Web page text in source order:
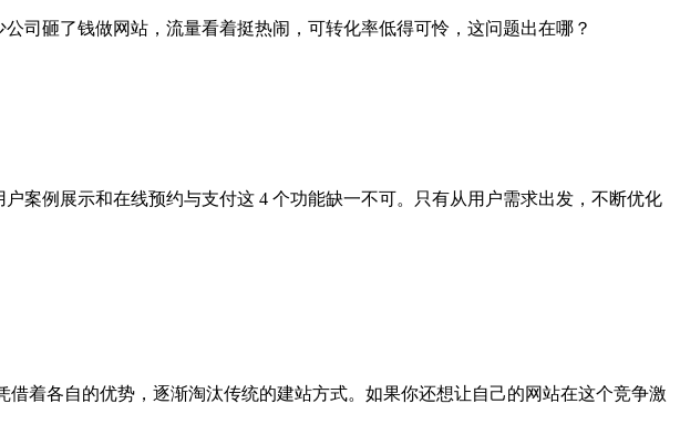
司砸了钱做网站，流量看着挺热闹，可转化率低得可怜，这问题出在哪？
案例展示和在线预约与支付这 4 个功能缺一不可。只有从用户需求出发，不断优化
着各自的优势，逐渐淘汰传统的建站方式。如果你还想让自己的网站在这个竞争激